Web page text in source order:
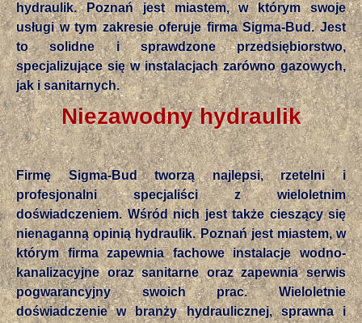
hydraulik. Poznań jest miastem, w którym swoje
usługi w tym zakresie oferuje firma Sigma-Bud. Jest
to solidne i sprawdzone przedsiębiorstwo,
specjalizujące się w instalacjach zarówno gazowych,
jak i sanitarnych.
Niezawodny hydraulik
Firmę Sigma-Bud tworzą najlepsi, rzetelni i
profesjonalni specjaliści z wieloletnim
doświadczeniem. Wśród nich jest także cieszący się
nienaganną opinią hydraulik. Poznań jest miastem, w
którym firma zapewnia fachowe instalacje wodno-
kanalizacyjne oraz sanitarne oraz zapewnia serwis
pogwarancyjny swoich prac. Wieloletnie
doświadczenie w branży hydraulicznej, sprawna i